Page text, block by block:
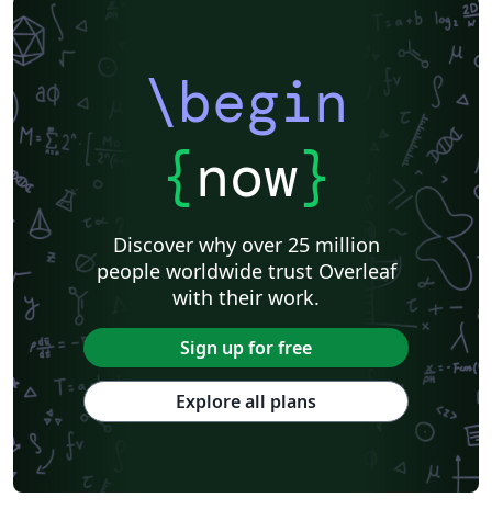
\begin
{now}
Discover why over 25 million
people worldwide trust Overleaf
with their work.
Sign up for free
Explore all plans